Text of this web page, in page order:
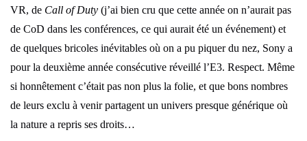
VR, de Call of Duty (j’ai bien cru que cette année on n’aurait pas
de CoD dans les conférences, ce qui aurait été un événement) et
de quelques bricoles inévitables où on a pu piquer du nez, Sony a
pour la deuxième année consécutive réveillé l’E3. Respect. Même
si honnêtement c’était pas non plus la folie, et que bons nombres
de leurs exclu à venir partagent un univers presque générique où
la nature a repris ses droits…